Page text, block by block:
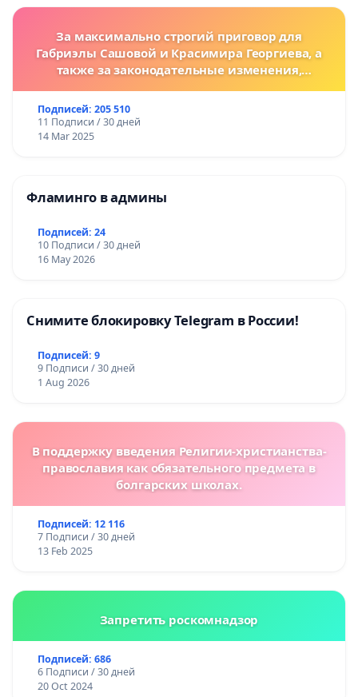
За максимально строгий приговор для
Габриэлы Сашовой и Красимира Георгиева, а
также за законодательные изменения,
за преступления против животных!
Подписей: 205 510
11 Подписи / 30 дней
14 Mar 2025
Фламинго в админы
Подписей: 24
10 Подписи / 30 дней
16 May 2026
Снимите блокировку Telegram в России!
Подписей: 9
9 Подписи / 30 дней
1 Aug 2026
В поддержку введения Религии-христианства-
православия как обязательного предмета в
болгарских школах.
Подписей: 12 116
7 Подписи / 30 дней
13 Feb 2025
Запретить роскомнадзор
Подписей: 686
6 Подписи / 30 дней
20 Oct 2024